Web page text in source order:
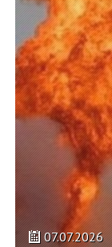
07.07.2026